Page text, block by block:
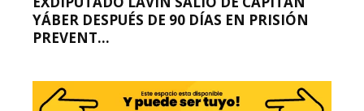
YÁBER DESPUÉS DE 90 DÍAS EN PRISIÓN
PREVENT...